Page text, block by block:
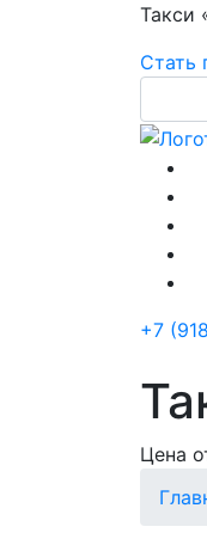
Такси
Стать
+7
Цена